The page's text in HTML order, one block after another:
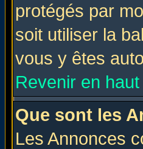
protégés par
soit utiliser la
vous y êtes
Revenir en haut
Que sont les
Les Annonces